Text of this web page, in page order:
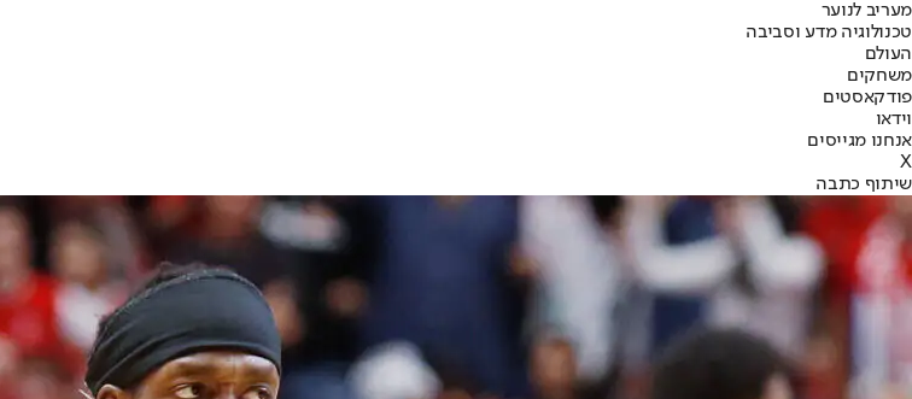
מעריב לנוער
טכנולוגיה מדע וסביבה
העולם
משחקים
פודקאסטים
וידאו
אנחנו מגייסים
X
שיתוף כתבה